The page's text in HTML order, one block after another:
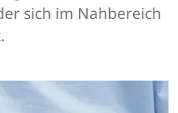
sich im Nahbereich